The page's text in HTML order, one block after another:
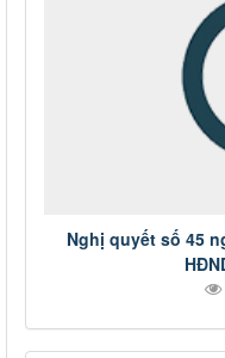
Nghị quyết số 45